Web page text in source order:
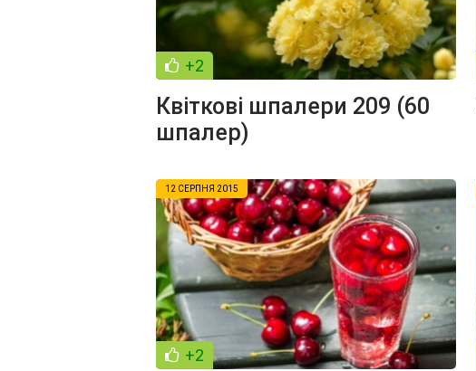
+2
Квіткові шпалери 209 (60
шпалер)
12 СЕРПНЯ 2015
+2